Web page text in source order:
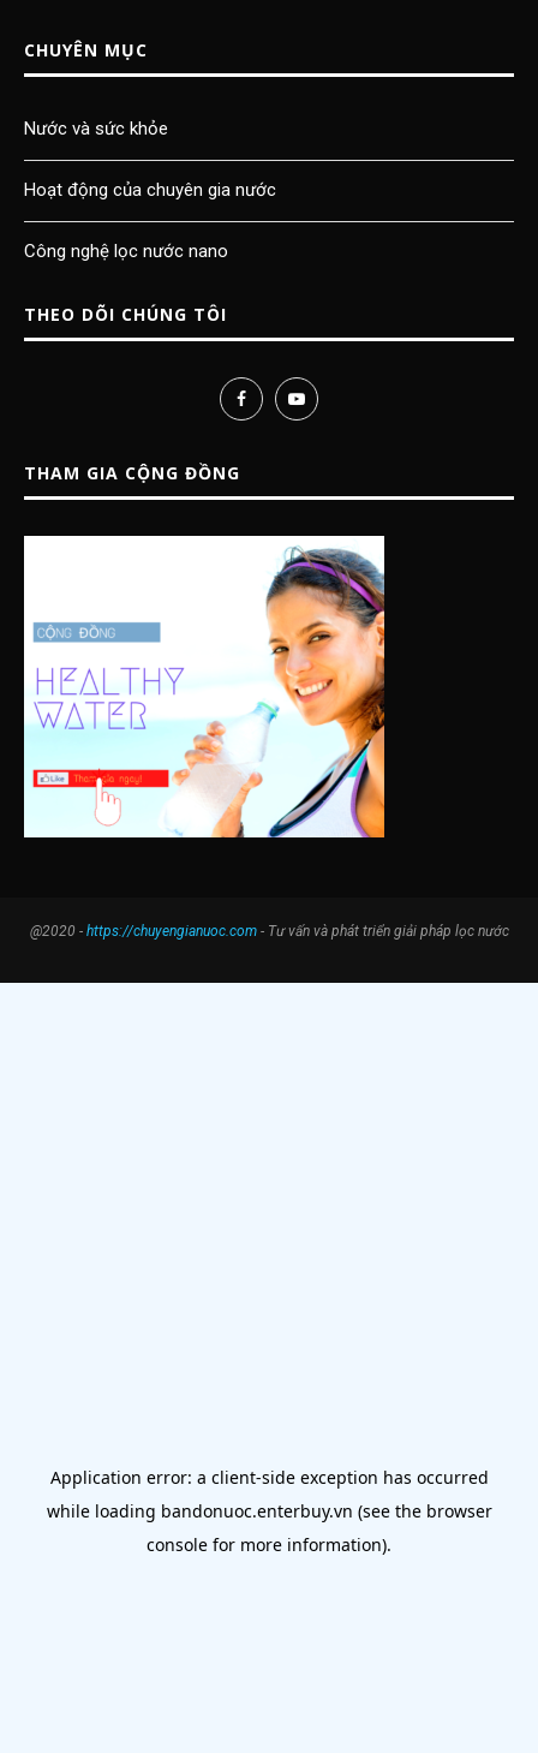
CHUYÊN MỤC
Nước và sức khỏe
Hoạt động của chuyên gia nước
Công nghệ lọc nước nano
THEO DÕI CHÚNG TÔI
THAM GIA CỘNG ĐỒNG
@2020 - https://chuyengianuoc.com- Tư vấn và phát triển giải pháp lọc nước